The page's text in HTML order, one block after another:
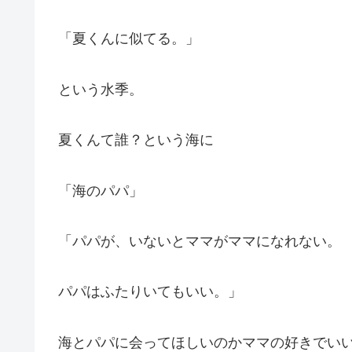
「夏くんに似てる。」
という水季。
夏くんて誰？という海に
「海のパパ」
「パパが、いないとママがママになれない。
パパはふたりいてもいい。」
海とパパに会ってほしいのかママの好きでい